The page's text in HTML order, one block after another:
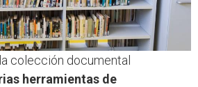
colección documental
herramientas de